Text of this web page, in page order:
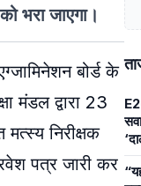
भरा जाएगा।
बोर्ड के
मंडल द्वारा 23
निरीक्षक
पत्र जारी कर